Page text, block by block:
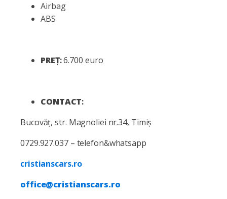
Airbag
ABS
PREȚ:6.700 euro
CONTACT:
Bucovăț, str. Magnoliei nr.34, Timiș
0729.927.037 – telefon&whatsapp
cristianscars.ro
office@cristianscars.ro